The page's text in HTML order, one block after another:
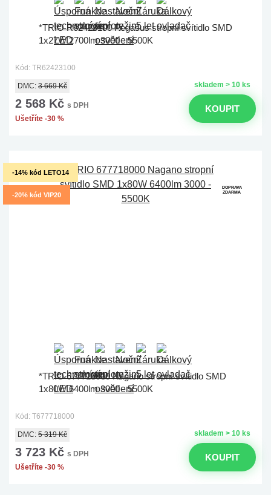
*TRIO R62423100 Pegasus stropní svítidlo SMD
1x27W 2700lm 3000 - 5500K
Kód: TR62423100
skladem > 10 ks
DMC: 3 669 Kč
2 568 Kč s DPH
Ušetříte -30 %
KOUPIT
-14% kód LETO14
-20% kód VIP20
DOPRAVA
ZDARMA
*TRIO 677718000 Nagano stropní svítidlo SMD
1x80W 6400lm 3000 - 5500K
Kód: T677718000
skladem > 10 ks
DMC: 5 319 Kč
3 723 Kč s DPH
Ušetříte -30 %
KOUPIT